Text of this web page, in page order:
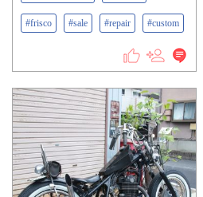
#frisco #sale #repair #custom